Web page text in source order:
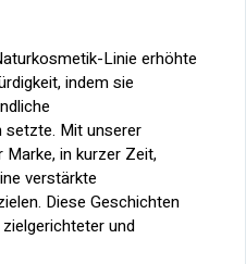
Linie erhöhte
indem sie
setzte. Mit unserer
in kurzer Zeit,
verstärkte
Diese Geschichten
und